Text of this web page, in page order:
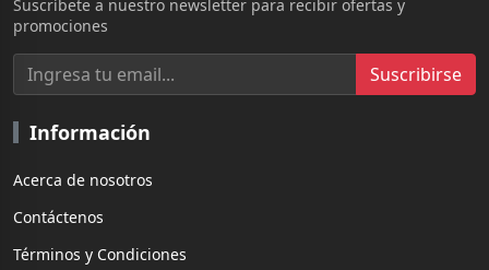
Suscríbete a nuestro newsletter para recibir ofertas y
promociones
Suscribirse
Información
Acerca de nosotros
Contáctenos
Términos y Condiciones